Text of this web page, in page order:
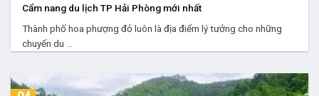
Cẩm nang du lịch TP Hải Phòng mới nhất
Thành phố hoa phượng đỏ luôn là địa điểm lý tưởng cho những
chuyến du ...